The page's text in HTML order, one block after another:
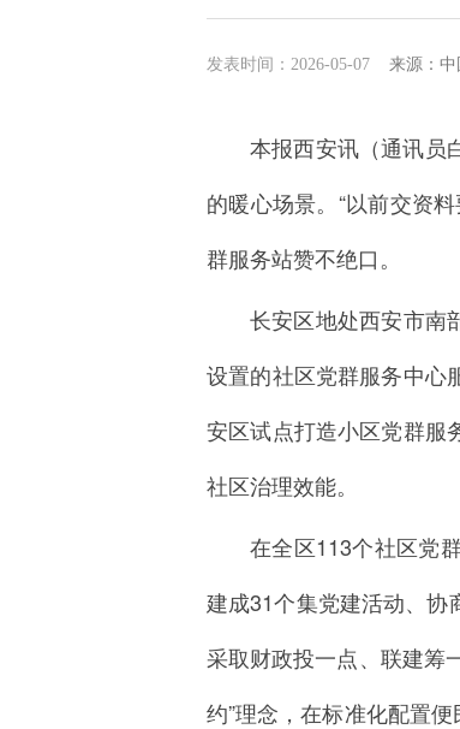
发表时间：2026-05-07 来源：中
本报西安讯（通讯员
的暖心场景。“以前交资
群服务站赞不绝口。
长安区地处西安市南
设置的社区党群服务中心
安区试点打造小区党群服
社区治理效能。
在全区113个社区党
建成31个集党建活动、协
采取财政投一点、联建筹
约”理念，在标准化配置